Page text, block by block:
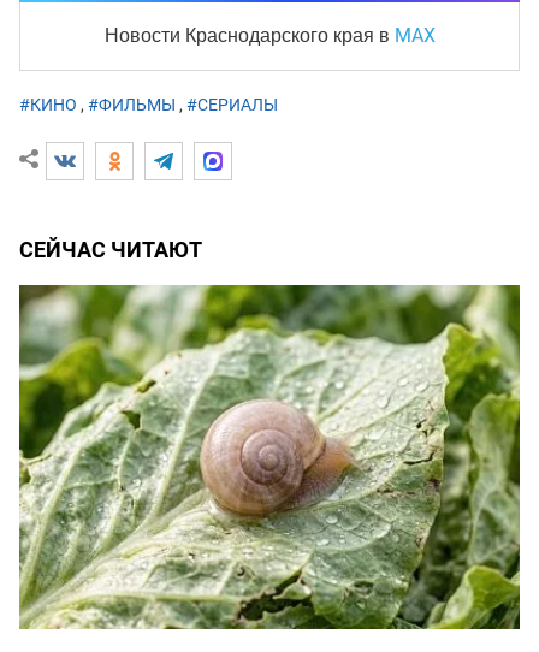
Новости Краснодарского края в MAX
#КИНО , #ФИЛЬМЫ , #СЕРИАЛЫ
СЕЙЧАС ЧИТАЮТ